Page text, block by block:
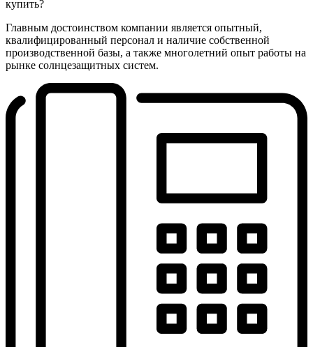
купить?
Главным достоинством компании является опытный,
квалифицированный персонал и наличие собственной
производственной базы, а также многолетний опыт работы на
рынке солнцезащитных систем.